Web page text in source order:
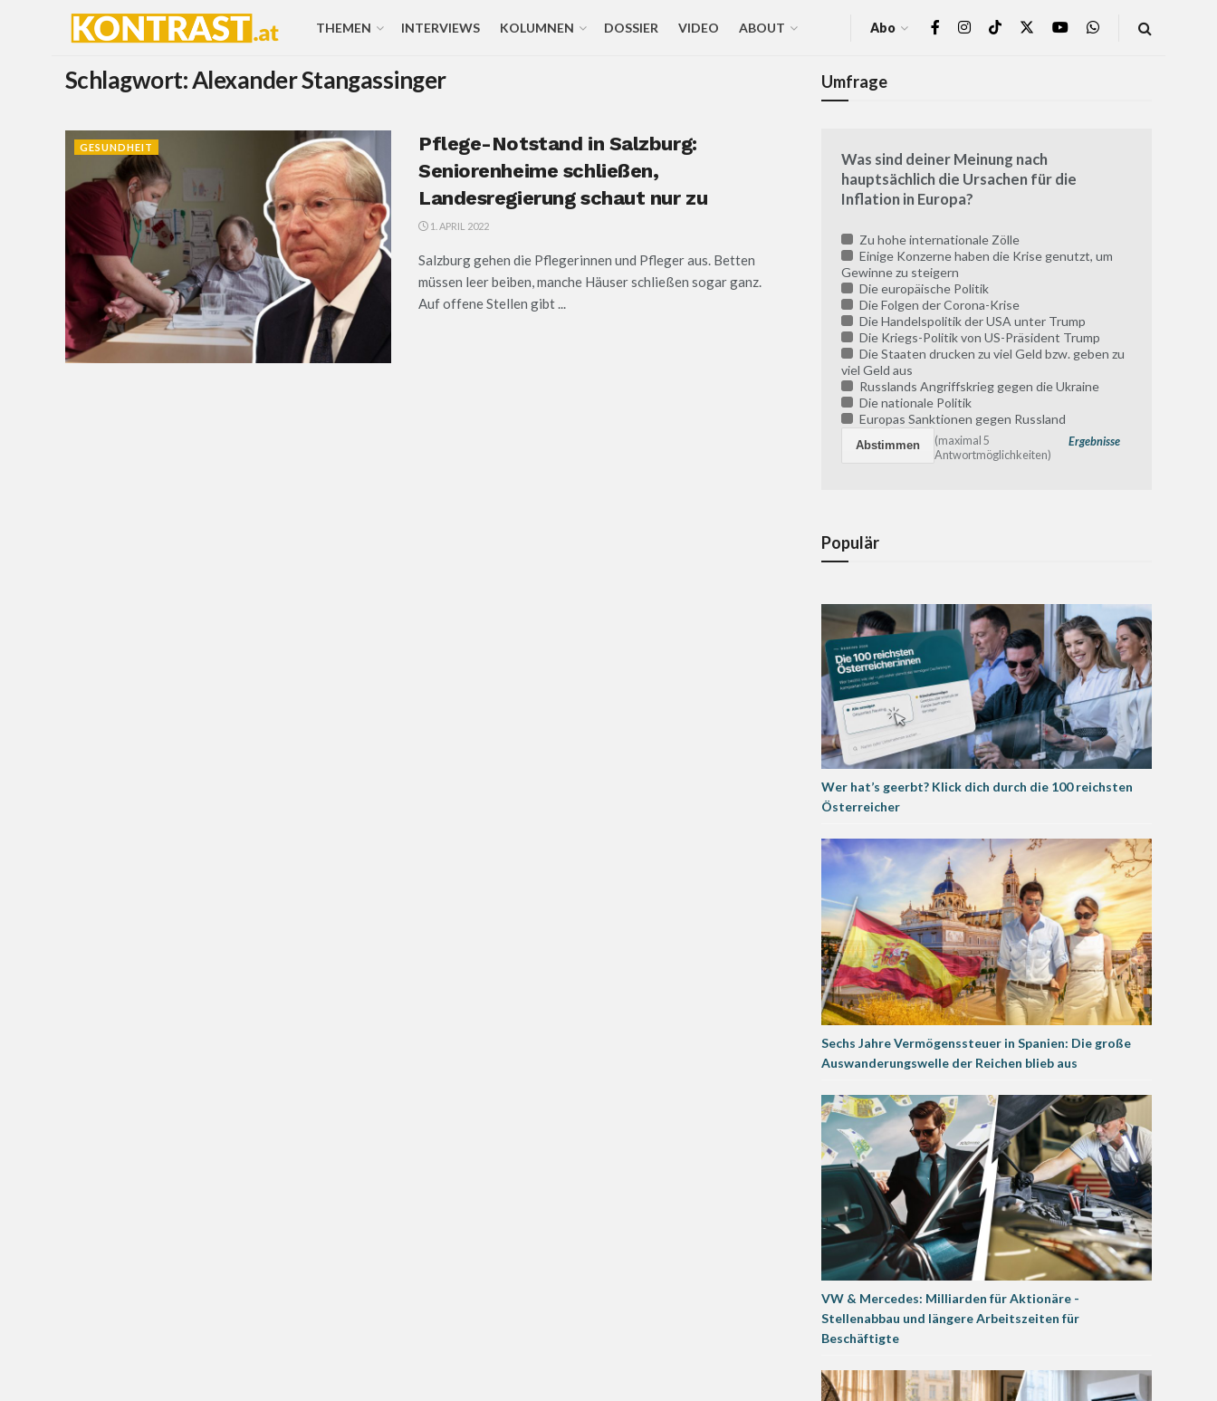
THEMEN INTERVIEWS KOLUMNEN DOSSIER VIDEO ABOUT Abo
Schlagwort:Alexander Stangassinger
GESUNDHEIT
Pflege-Notstand in Salzburg:
Seniorenheime schließen,
Landesregierung schaut nur zu
1. APRIL 2022
Salzburg gehen die Pflegerinnen und Pfleger aus. Betten
müssen leer beiben, manche Häuser schließen sogar ganz.
Auf offene Stellen gibt ...
Umfrage
Was sind deiner Meinung nach
hauptsächlich die Ursachen für die
Inflation in Europa?
Zu hohe internationale Zölle
Einige Konzerne haben die Krise genutzt, um
Gewinne zu steigern
Die europäische Politik
Die Folgen der Corona-Krise
Die Handelspolitik der USA unter Trump
Die Kriegs-Politik von US-Präsident Trump
Die Staaten drucken zu viel Geld bzw. geben zu
viel Geld aus
Russlands Angriffskrieg gegen die Ukraine
Die nationale Politik
Europas Sanktionen gegen Russland
Ergebnisse
(maximal 5
Antwortmöglichkeiten)
Populär
Wer hat’s geerbt? Klick dich durch die 100 reichsten
Österreicher
Sechs Jahre Vermögenssteuer in Spanien: Die große
Auswanderungswelle der Reichen blieb aus
VW & Mercedes: Milliarden für Aktionäre -
Stellenabbau und längere Arbeitszeiten für
Beschäftigte